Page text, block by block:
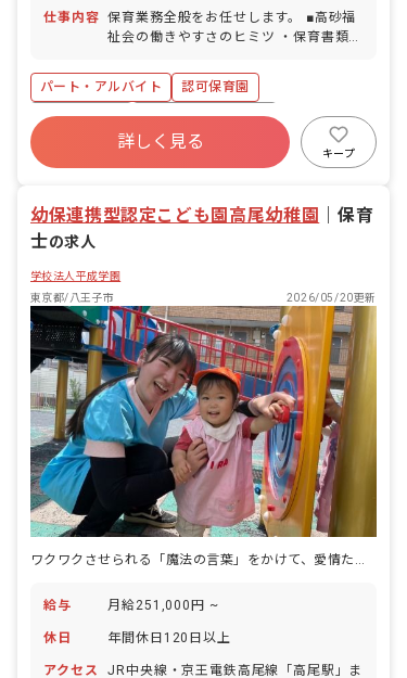
寄れますよ。
仕事内容 保育業務全般をお任せします。 ■高砂福
祉会の働きやすさのヒミツ ・保育書類の
減！ ・短時間でのシフト調整やお休みの
希望にも柔軟に対応！ ・復職サポートも
充実！ 主任やリーダーのあったかいサポ
ートでゆったりスタートしながら昇給も
目指せます。 子育てと両立中の職員が多
数！ 子どもの急な発熱時もみんなでカバ
います。 「ごめんなさい」じゃなくて
パート・アルバイト
認可保育園
福利厚生充実
ボーナス・賞与あり
社会保険完備
有給
退職金制度
詳しく見る
キープ
幼保連携型認定こども園高尾幼稚園
保育
士の求人
学校法人平成学園
東京都/八王子市
2026/05/20更新
給与 月給251,000円 ~
休日 年間休日120日以上
アクセス JR中央線・京王電鉄高尾線「高尾駅」ま